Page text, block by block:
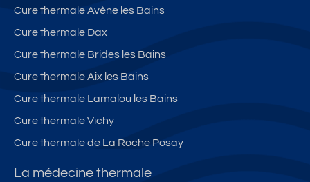
Cure thermale Avène les Bains
Cure thermale Dax
Cure thermale Brides les Bains
Cure thermale Aix les Bains
Cure thermale Lamalou les Bains
Cure thermale Vichy
Cure thermale de La Roche Posay
La médecine thermale